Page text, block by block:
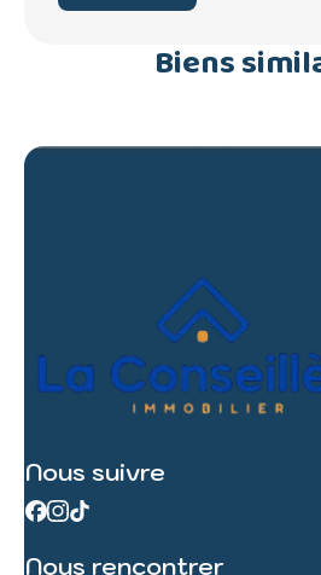
Biens
Nous suivre
Nous rencontrer